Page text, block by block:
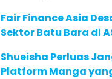
Fair Finance Asia
Sektor Batu Bara di
Shueisha Perluas
Platform Manga